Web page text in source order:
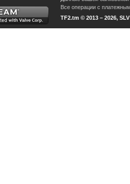
Все операции с
TF2.tm © 2013 – 2026,